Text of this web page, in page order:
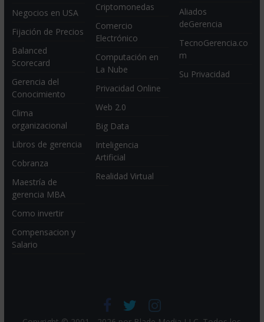
Negocios en USA
Fijación de Precios
Balanced
Scorecard
Gerencia del
Conocimiento
Clima
organizacional
Libros de gerencia
Cobranza
Maestría de
gerencia MBA
Como invertir
Compensacion y
Salario
Criptomonedas
Comercio
Electrónico
Computación en
La Nube
Privacidad Online
Web 2.0
Big Data
Inteligencia
Artificial
Realidad Virtual
Aliados
deGerencia
TecnoGerencia.co
m
Su Privacidad